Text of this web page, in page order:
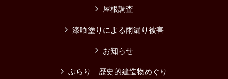
屋根調査
漆喰塗りによる雨漏り被害
お知らせ
ぶらり 歴史的建造物めぐり